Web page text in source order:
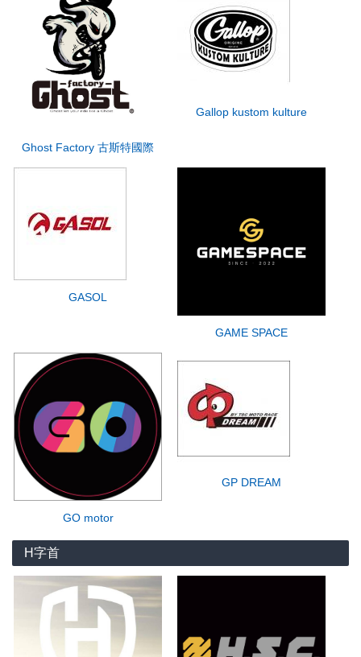
Ghost Factory 古斯特國際
Gallop kustom kulture
GASOL
GAME SPACE
GO motor
GP DREAM
H字首